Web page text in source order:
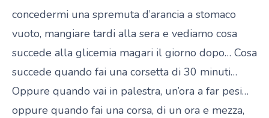
concedermi una spremuta d’arancia a stomaco
vuoto, mangiare tardi alla sera e vediamo cosa
succede alla glicemia magari il giorno dopo… Cosa
succede quando fai una corsetta di 30 minuti…
Oppure quando vai in palestra, un’ora a far pesi…
oppure quando fai una corsa, di un ora e mezza,